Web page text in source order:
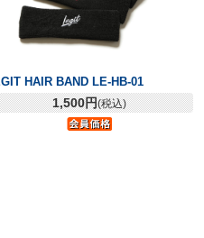
HAIR BAND LE-HB-01
1,500円(税込)